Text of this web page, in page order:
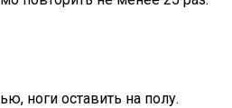
ноги оставить на полу.